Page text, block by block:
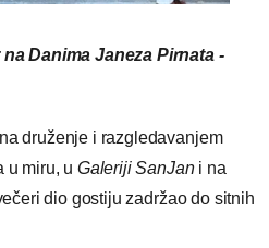
Danima Janeza Pirnata -
druženje i razgledavanjem
u miru, u Galeriji SanJan i na
dio gostiju zadržao do sitnih